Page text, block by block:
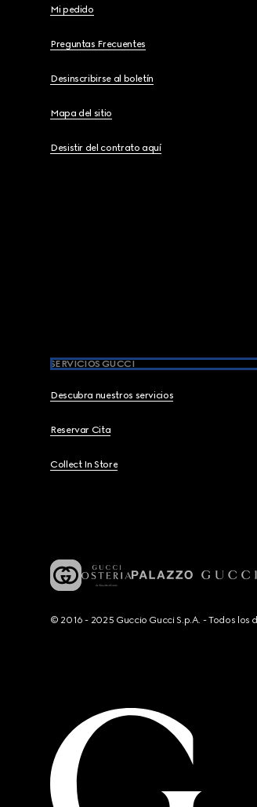
Mi pedido
Preguntas Frecuentes
Desinscribirse al boletín
Mapa del sitio
Desistir del contrato aquí
SERVICIOS GUCCI
Descubra nuestros servicios
Reservar Cita
Collect In Store
© 2016 - 2025 Guccio Gucci S.p.A. - Todos